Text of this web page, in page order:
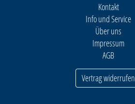
Kontakt
Info und Service
Über uns
Impressum
AGB
Vertrag widerrufen